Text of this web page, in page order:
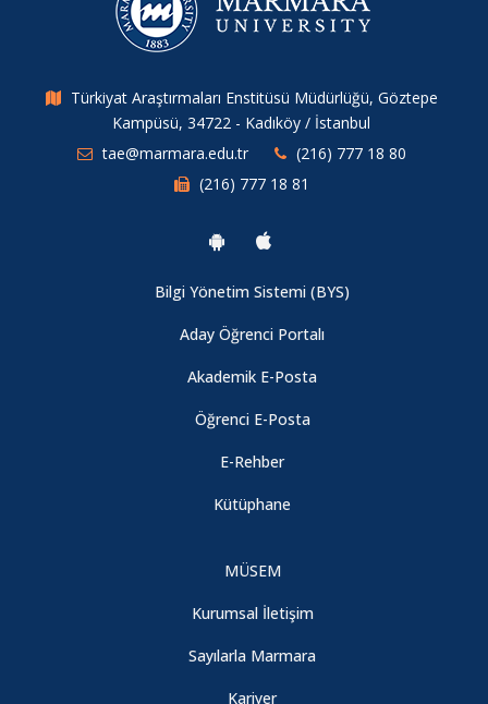
Türkiyat Araştırmaları Enstitüsü Müdürlüğü, Göztepe
Kampüsü, 34722 - Kadıköy / İstanbul
tae@marmara.edu.tr
(216) 777 18 80
(216) 777 18 81
Bilgi Yönetim Sistemi (BYS)
Aday Öğrenci Portalı
Akademik E-Posta
Öğrenci E-Posta
E-Rehber
Kütüphane
MÜSEM
Kurumsal İletişim
Sayılarla Marmara
Kariyer